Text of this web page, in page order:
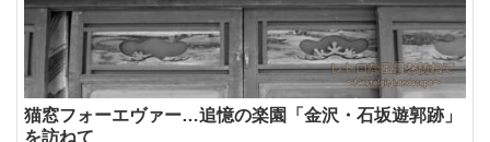
猫窓フォーエヴァー…追憶の楽園「金沢・石坂遊郭跡」
を訪ねて